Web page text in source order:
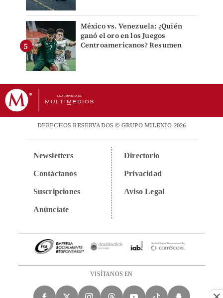
México vs. Venezuela: ¿Quién
ganó el oro en los Juegos
Centroamericanos? Resumen
DERECHOS RESERVADOS © GRUPO MILENIO 2026
Newsletters
Contáctanos
Suscripciones
Anúnciate
Directorio
Privacidad
Aviso Legal
VISÍTANOS EN